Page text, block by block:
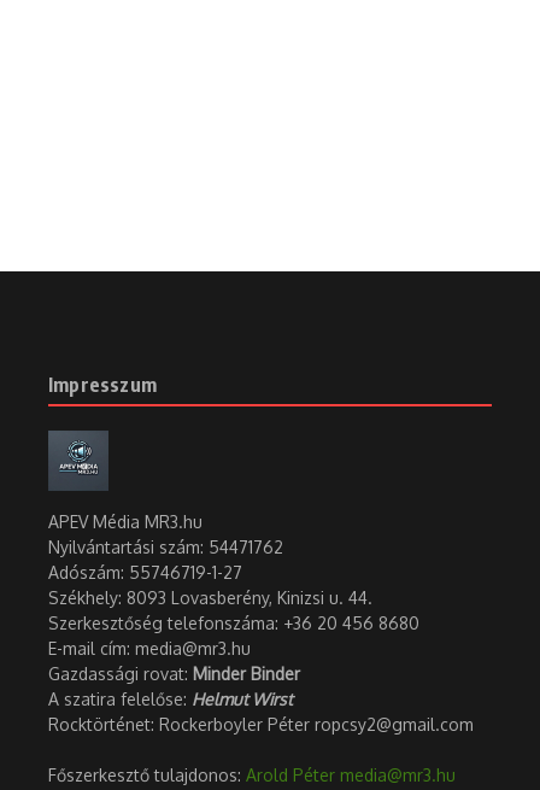
Impresszum
APEV Média MR3.hu
Nyilvántartási szám: 54471762
Adószám: 55746719-1-27
Székhely: 8093 Lovasberény, Kinizsi u. 44.
Szerkesztőség telefonszáma: +36 20 456 8680
E-mail cím: media@mr3.hu
Gazdassági rovat: Minder Binder
A szatira felelőse: Helmut Wirst
Rocktörténet: Rockerboyler Péter ropcsy2@gmail.com
Főszerkesztő tulajdonos: Arold Péter media@mr3.hu